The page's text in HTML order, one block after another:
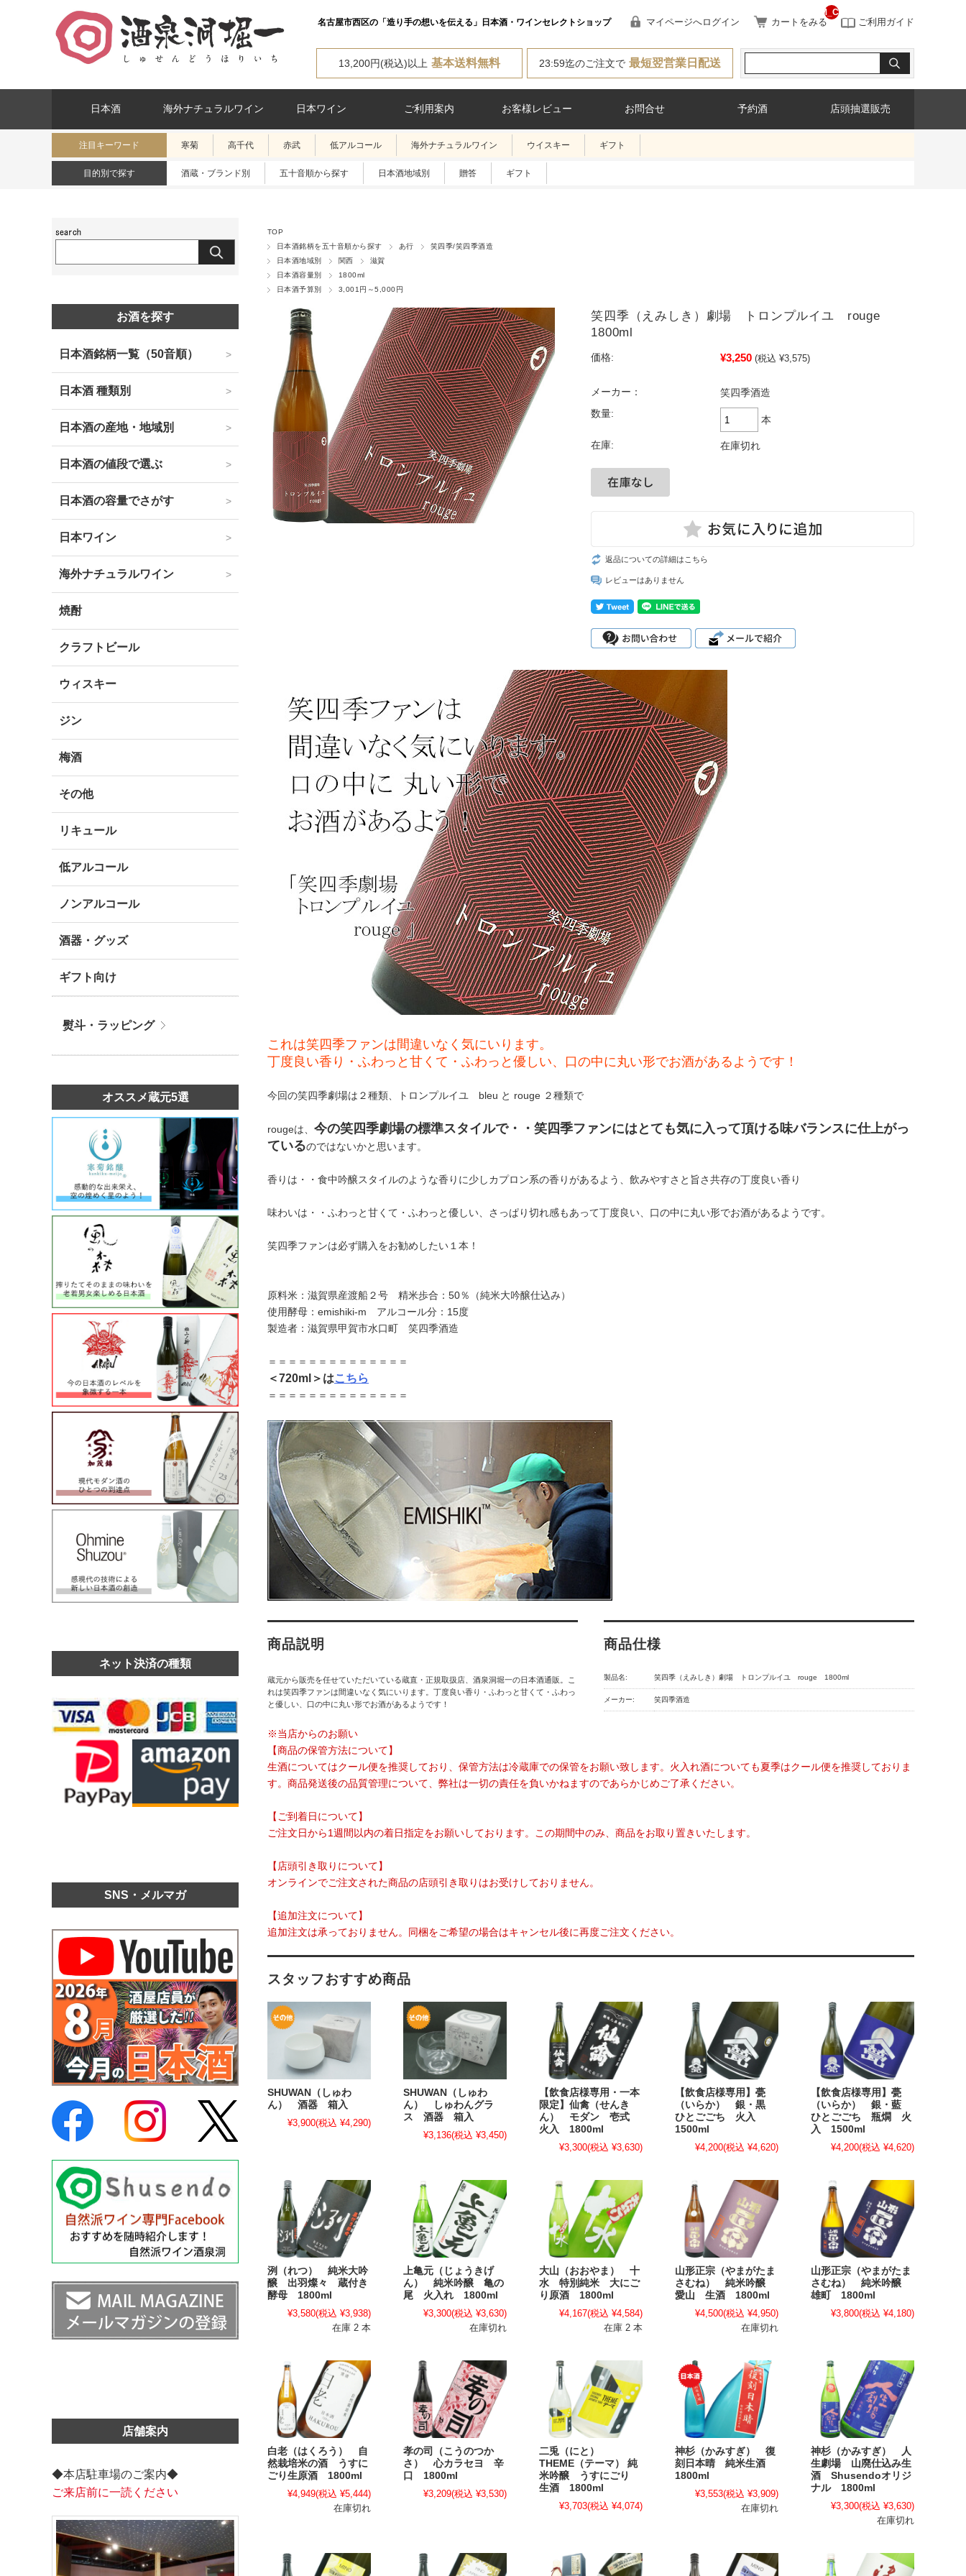
名古屋市西区の「造り手の想いを伝える」日本酒・ワインセレクトショップ マイページへログイン カートをみる
__ITM_CNT__
ご利用ガイド
13,200円(税込)以上 基本送料無料 23:59迄のご注文で 最短翌営業日配送
日本酒 海外ナチュラルワイン 日本ワイン ご利用案内 お客様レビュー お問合せ 予約酒 店頭抽選販売
注目キーワード 寒菊 高千代 赤武 低アルコール 海外ナチュラルワイン ウイスキー ギフト
目的別で探す 酒蔵・ブランド別 五十音順から探す 日本酒地域別 贈答 ギフト
TOP
日本酒銘柄を五十音順から探す
あ行
笑四季/笑四季酒造
日本酒地域別
関西
滋賀
日本酒容量別
1800ml
日本酒予算別
3,001円～5,000円
笑四季（えみしき）劇場 トロンプルイユ rouge
1800ml
価格: ¥3,250 (税込 ¥3,575)
メーカー：
笑四季酒造
数量:
本
在庫: 在庫切れ
返品についての詳細はこちら
レビューはありません
これは笑四季ファンは間違いなく気にいります。
丁度良い香り・ふわっと甘くて・ふわっと優しい、口の中に丸い形でお酒があるようです！
今回の笑四季劇場は２種類、トロンプルイユ bleu と rouge ２種類で
rougeは、 今の笑四季劇場の標準スタイルで・・笑四季ファンにはとても気に入って頂ける味バランスに仕上がっ
ているのではないかと思います。
香りは・・食中吟醸スタイルのような香りに少しカプロン系の香りがあるよう、飲みやすさと旨さ共存の丁度良い香り
味わいは・・ふわっと甘くて・ふわっと優しい、さっぱり切れ感もあって丁度良い、口の中に丸い形でお酒があるようです。
笑四季ファンは必ず購入をお勧めしたい１本！
原料米：滋賀県産渡船２号 精米歩合：50％（純米大吟醸仕込み）
使用酵母：emishiki-m アルコール分：15度
製造者：滋賀県甲賀市水口町 笑四季酒造
＝＝＝＝＝＝＝＝＝＝＝＝＝＝
＜720ml＞はこちら
＝＝＝＝＝＝＝＝＝＝＝＝＝＝
商品説明
蔵元から販売を任せていただいている蔵直・正規取扱店、酒泉洞堀一の日本酒通販。こ
れは笑四季ファンは間違いなく気にいります。丁度良い香り・ふわっと甘くて・ふわっ
と優しい、口の中に丸い形でお酒があるようです！
商品仕様
製品名: 笑四季（えみしき）劇場 トロンプルイユ rouge 1800ml
メーカー: 笑四季酒造
※当店からのお願い
【商品の保管方法について】
生酒についてはクール便を推奨しており、保管方法は冷蔵庫での保管をお願い致します。火入れ酒についても夏季はクール便を推奨しておりま
す。商品発送後の品質管理について、弊社は一切の責任を負いかねますのであらかじめご了承ください。
【ご到着日について】
ご注文日から1週間以内の着日指定をお願いしております。この期間中のみ、商品をお取り置きいたします。
【店頭引き取りについて】
オンラインでご注文された商品の店頭引き取りはお受けしておりません。
【追加注文について】
追加注文は承っておりません。同梱をご希望の場合はキャンセル後に再度ご注文ください。
スタッフおすすめ商品
SHUWAN（しゅわ
ん） 酒器 箱入
¥3,900(税込 ¥4,290)
SHUWAN（しゅわ
ん） しゅわんグラ
ス 酒器 箱入
¥3,136(税込 ¥3,450)
【飲食店様専用・一本
限定】仙禽（せんき
ん） モダン 壱式
火入 1800ml
¥3,300(税込 ¥3,630)
【飲食店様専用】甍
（いらか） 銀・黒
ひとごごち 火入
1500ml
¥4,200(税込 ¥4,620)
【飲食店様専用】甍
（いらか） 銀・藍
ひとごごち 瓶燗 火
入 1500ml
¥4,200(税込 ¥4,620)
洌（れつ） 純米大吟
醸 出羽燦々 蔵付き
酵母 1800ml
¥3,580(税込 ¥3,938)
在庫 2 本
上亀元（じょうきげ
ん） 純米吟醸 亀の
尾 火入れ 1800ml
¥3,300(税込 ¥3,630)
在庫切れ
大山（おおやま） 十
水 特別純米 大にご
り原酒 1800ml
¥4,167(税込 ¥4,584)
在庫 2 本
山形正宗（やまがたま
さむね） 純米吟醸
愛山 生酒 1800ml
¥4,500(税込 ¥4,950)
在庫切れ
山形正宗（やまがたま
さむね） 純米吟醸
雄町 1800ml
¥3,800(税込 ¥4,180)
白老（はくろう） 自
然栽培米の酒 うすに
ごり生原酒 1800ml
¥4,949(税込 ¥5,444)
在庫切れ
孝の司（こうのつか
さ） 心カラセヨ 辛
口 1800ml
¥3,209(税込 ¥3,530)
二兎（にと）
THEME（テーマ） 純
米吟醸 うすにごり
生酒 1800ml
¥3,703(税込 ¥4,074)
神杉（かみすぎ） 復
刻日本晴 純米生酒
1800ml
¥3,553(税込 ¥3,909)
在庫切れ
神杉（かみすぎ） 人
生劇場 山廃仕込み生
酒 Shusendoオリジ
ナル 1800ml
¥3,300(税込 ¥3,630)
在庫切れ
お酒を探す
日本酒銘柄一覧（50音順）
日本酒 種類別
日本酒の産地・地域別
日本酒の値段で選ぶ
日本酒の容量でさがす
日本ワイン
海外ナチュラルワイン
焼酎
クラフトビール
ウィスキー
ジン
梅酒
その他
リキュール
低アルコール
ノンアルコール
酒器・グッズ
ギフト向け
熨斗・ラッピング
オススメ蔵元5選
ネット決済の種類
SNS・メルマガ
店舗案内
◆本店駐車場のご案内◆
ご来店前に一読ください